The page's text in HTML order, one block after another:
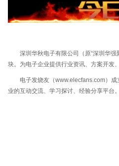
深圳华秋电子有限公司（原“深圳华
块。为电子企业提供行业资讯、方案开发
电子发烧友（www.elecfans.com）
业的互动交流、学习探讨、经验分享平台。